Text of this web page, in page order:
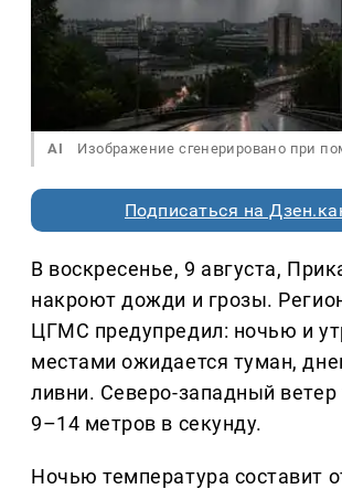
AI Изображение сгенерировано при
Подписаться на
В воскресенье, 9 августа,
накроют дожди и грозы.
ЦГМС предупредил: ночью и
местами ожидается туман,
ливни. Северо-западный ветер
9–14 метров в секунду.
Ночью температура составит